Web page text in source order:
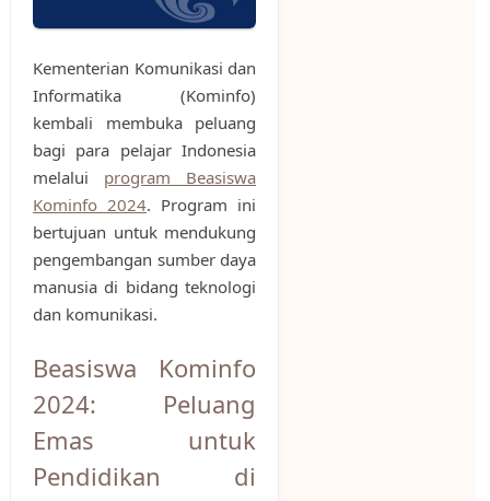
Kementerian Komunikasi dan
Informatika (Kominfo)
kembali membuka peluang
bagi para pelajar Indonesia
melalui program Beasiswa
Kominfo 2024. Program ini
bertujuan untuk mendukung
pengembangan sumber daya
manusia di bidang teknologi
dan komunikasi.
Beasiswa Kominfo
2024: Peluang
Emas untuk
Pendidikan di